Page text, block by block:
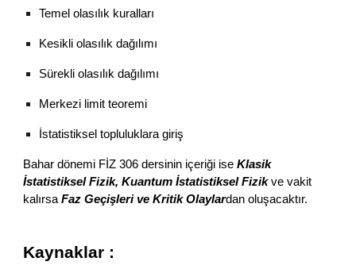
Temel olasılık kuralları
Kesikli olasılık dağılımı
Sürekli olasılık dağılımı
Merkezi limit teoremi
İstatistiksel topluluklara giriş
Bahar dönemi FİZ 306 dersinin içeriği ise Klasik
İstatistiksel Fizik, Kuantum İstatistiksel Fizik ve vakit
kalırsa Faz Geçişleri ve Kritik Olaylardan oluşacaktır.
Kaynaklar :